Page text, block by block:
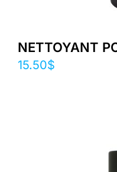
NETTOYANT
15.50$